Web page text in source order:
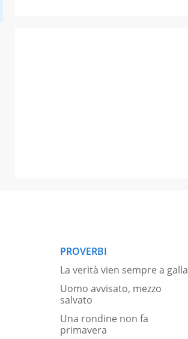
PROVERBI
La verità vien sempre a galla
Uomo avvisato, mezzo
salvato
Una rondine non fa
primavera